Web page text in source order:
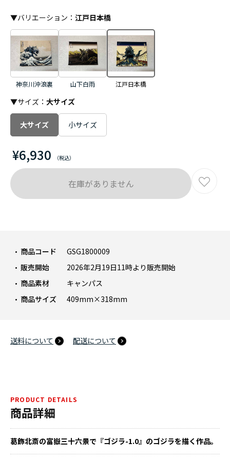
¥6,930
商品コード
GSG1800009
販売開始
2026年2月19日11時より販売開始
商品素材
キャンパス
商品サイズ
409mm×318mm
送料について 配送について
▼バリエーション ： 江戸日本橋
神奈川沖浪裏 山下白雨 江戸日本橋
▼サイズ： 大サイズ
大サイズ 小サイズ
在庫がありません
PRODUCT DETAILS
商品詳細
葛飾北斎の富嶽三十六景で『ゴジラ-1.0』のゴジラを描く作品。